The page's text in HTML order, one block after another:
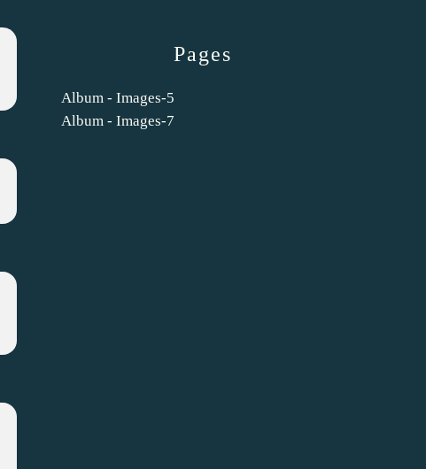
Pages
Album - Images-5
Album - Images-7